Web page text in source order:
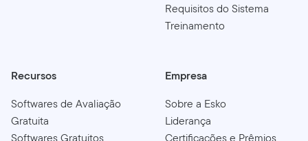
Requisitos do Sistema
Treinamento
Recursos
Softwares de Avaliação
Gratuita
Empresa
Sobre a Esko
Liderança